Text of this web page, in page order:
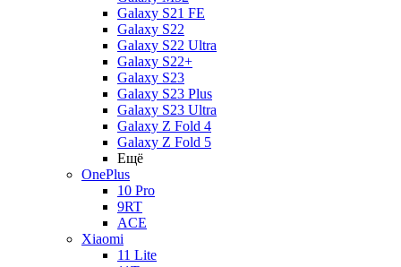
Galaxy S21 FE
Galaxy S22
Galaxy S22 Ultra
Galaxy S22+
Galaxy S23
Galaxy S23 Plus
Galaxy S23 Ultra
Galaxy Z Fold 4
Galaxy Z Fold 5
Ещё
OnePlus
10 Pro
9RT
ACE
Xiaomi
11 Lite